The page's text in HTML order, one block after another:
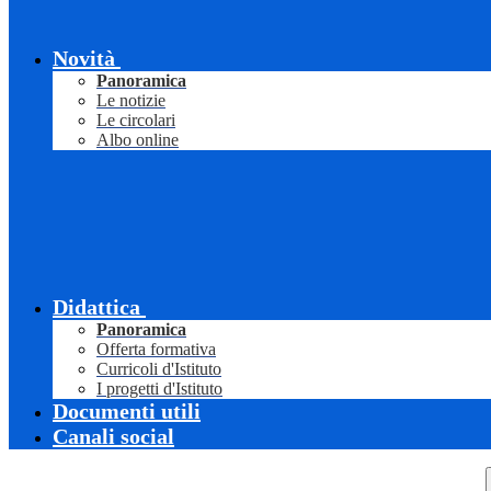
Novità
Panoramica
Le notizie
Le circolari
Albo online
Didattica
Panoramica
Offerta formativa
Curricoli d'Istituto
I progetti d'Istituto
Documenti utili
Canali social